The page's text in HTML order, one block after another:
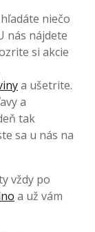
niečo
nás nájdete
si akcie
a ušetrite.
a
tak
sa u nás na
vždy po
a už vám